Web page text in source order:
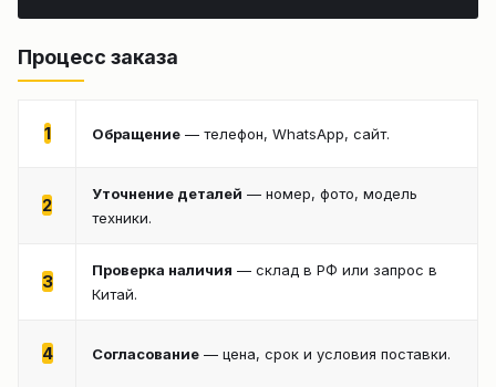
Процесс заказа
1 Обращение — телефон, WhatsApp, сайт.
2
Уточнение деталей — номер, фото, модель
техники.
3
Проверка наличия — склад в РФ или запрос в
Китай.
4 Согласование — цена, срок и условия поставки.